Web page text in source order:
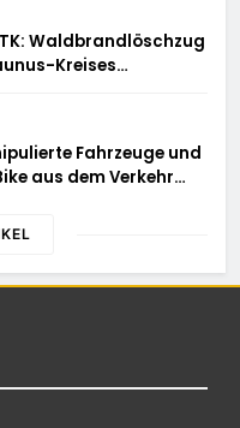
Waldbrandlöschzug
Kreises
Kreis – Rund 45
die Flanken
Fahrzeuge und
aus dem Verkehr
Verstöße auf